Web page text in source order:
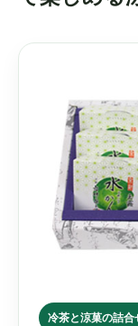
冷茶と涼菓の詰合